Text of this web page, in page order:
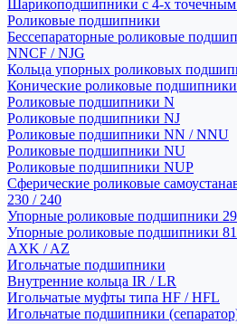
Шарикоподшипники с 4-х точечным
Роликовые подшипники
Бессепараторные роликовые
NNCF / NJG
Кольца упорных роликовых
Конические роликовые
Роликовые подшипники N
Роликовые подшипники NJ
Роликовые подшипники NN / NNU
Роликовые подшипники NU
Роликовые подшипники NUP
Сферические роликовые
230 / 240
Упорные роликовые подшипники
Упорные роликовые подшипники
AXK / AZ
Игольчатые подшипники
Внутренние кольца IR / LR
Игольчатые муфты типа HF / HFL
Игольчатые подшипники